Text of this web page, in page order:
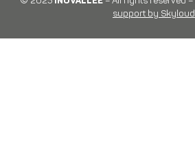
support by Skyloud